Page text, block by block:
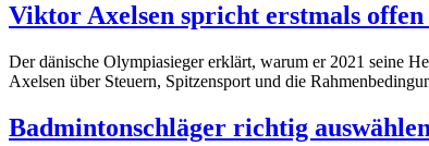
Viktor Axelsen spricht erstmals
Der dänische Olympiasieger erklärt, warum er 2021 seine
Axelsen über Steuern, Spitzensport und die
Badmintonschläger richtig